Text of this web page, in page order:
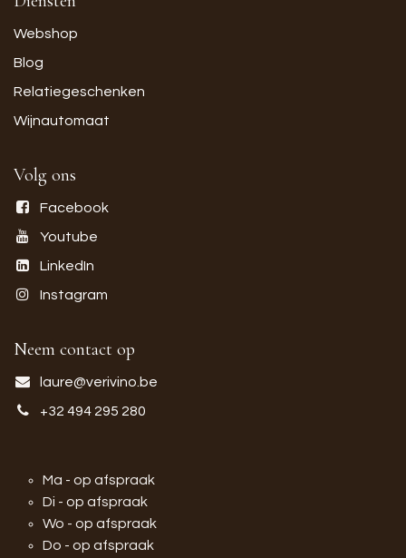
Webshop
Blog
Relatiegeschenken
Wijnautomaat
Volg ons
Facebook
Youtube
LinkedIn
Instagram
Neem contact op
laure@verivino.be
+32 494 295 280
Ma - op afspraak
Di - op afspraak
Wo - op afspraak
Do - op afspraak